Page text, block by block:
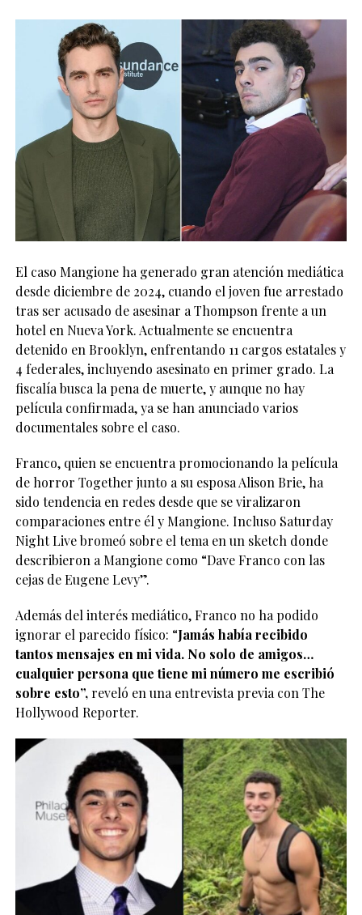
El caso Mangione ha generado gran atención mediática
desde diciembre de 2024, cuando el joven fue arrestado
tras ser acusado de asesinar a Thompson frente a un
hotel en Nueva York. Actualmente se encuentra
detenido en Brooklyn, enfrentando 11 cargos estatales y
4 federales, incluyendo asesinato en primer grado. La
fiscalía busca la pena de muerte, y aunque no hay
película confirmada, ya se han anunciado varios
documentales sobre el caso.
Franco, quien se encuentra promocionando la película
de horror Together junto a su esposa Alison Brie, ha
sido tendencia en redes desde que se viralizaron
comparaciones entre él y Mangione. Incluso Saturday
Night Live bromeó sobre el tema en un sketch donde
describieron a Mangione como “Dave Franco con las
cejas de Eugene Levy”.
Además del interés mediático, Franco no ha podido
ignorar el parecido físico: “Jamás había recibido
tantos mensajes en mi vida. No solo de amigos…
cualquier persona que tiene mi número me escribió
sobre esto”,reveló en una entrevista previa con The
Hollywood Reporter.